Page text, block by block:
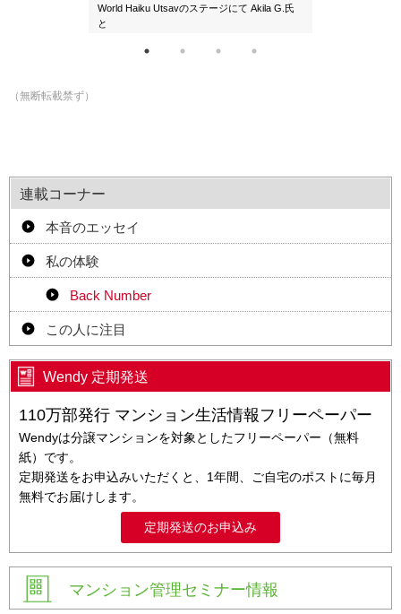
World Haiku Utsavのステージにて Akila G.氏
と
（無断転載禁ず）
連載コーナー
本音のエッセイ
私の体験
Back Number
この人に注目
Wendy 定期発送
110万部発行 マンション生活情報フリーペーパー
Wendyは分譲マンションを対象としたフリーペーパー（無料
紙）です。
定期発送をお申込みいただくと、1年間、ご自宅のポストに毎月
無料でお届けします。
定期発送のお申込み
マンション管理セミナー情報